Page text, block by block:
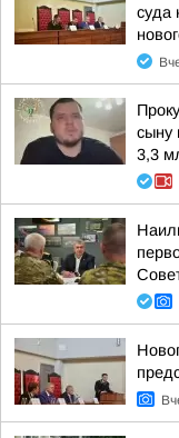
суда
сыну
3,3